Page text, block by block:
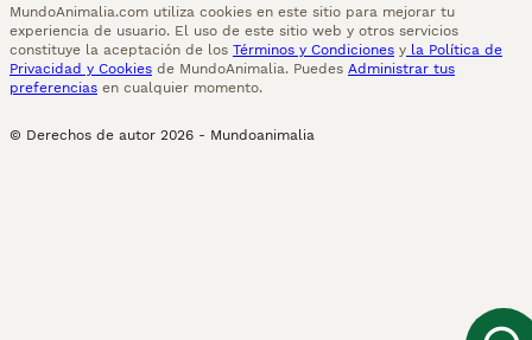
MundoAnimalia.com utiliza cookies en este sitio para mejorar tu
experiencia de usuario. El uso de este sitio web y otros servicios
constituye la aceptación de los Términos y Condiciones y la Política de
Privacidad y Cookies de MundoAnimalia. Puedes Administrar tus
preferencias en cualquier momento.
© Derechos de autor 2026 - Mundoanimalia